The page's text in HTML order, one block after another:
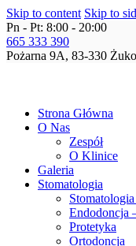
Skip to content Skip to
Pn - Pt: 8:00 - 20:00
665 333 390
Pożarna 9A, 83-330
Strona Główna
O Nas
Zespół
O Klinice
Galeria
Stomatologia
Endodoncja
Protetyka
Ortodoncja